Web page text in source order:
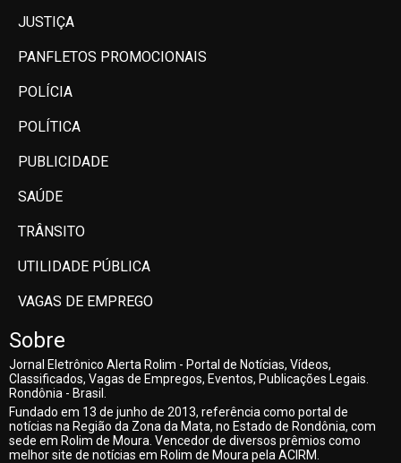
JUSTIÇA
PANFLETOS PROMOCIONAIS
POLÍCIA
POLÍTICA
PUBLICIDADE
SAÚDE
TRÂNSITO
UTILIDADE PÚBLICA
VAGAS DE EMPREGO
Sobre
Jornal Eletrônico Alerta Rolim - Portal de Notícias, Vídeos,
Classificados, Vagas de Empregos, Eventos, Publicações Legais.
Rondônia - Brasil.
Fundado em 13 de junho de 2013, referência como portal de
notícias na Região da Zona da Mata, no Estado de Rondônia, com
sede em Rolim de Moura. Vencedor de diversos prêmios como
melhor site de notícias em Rolim de Moura pela ACIRM.